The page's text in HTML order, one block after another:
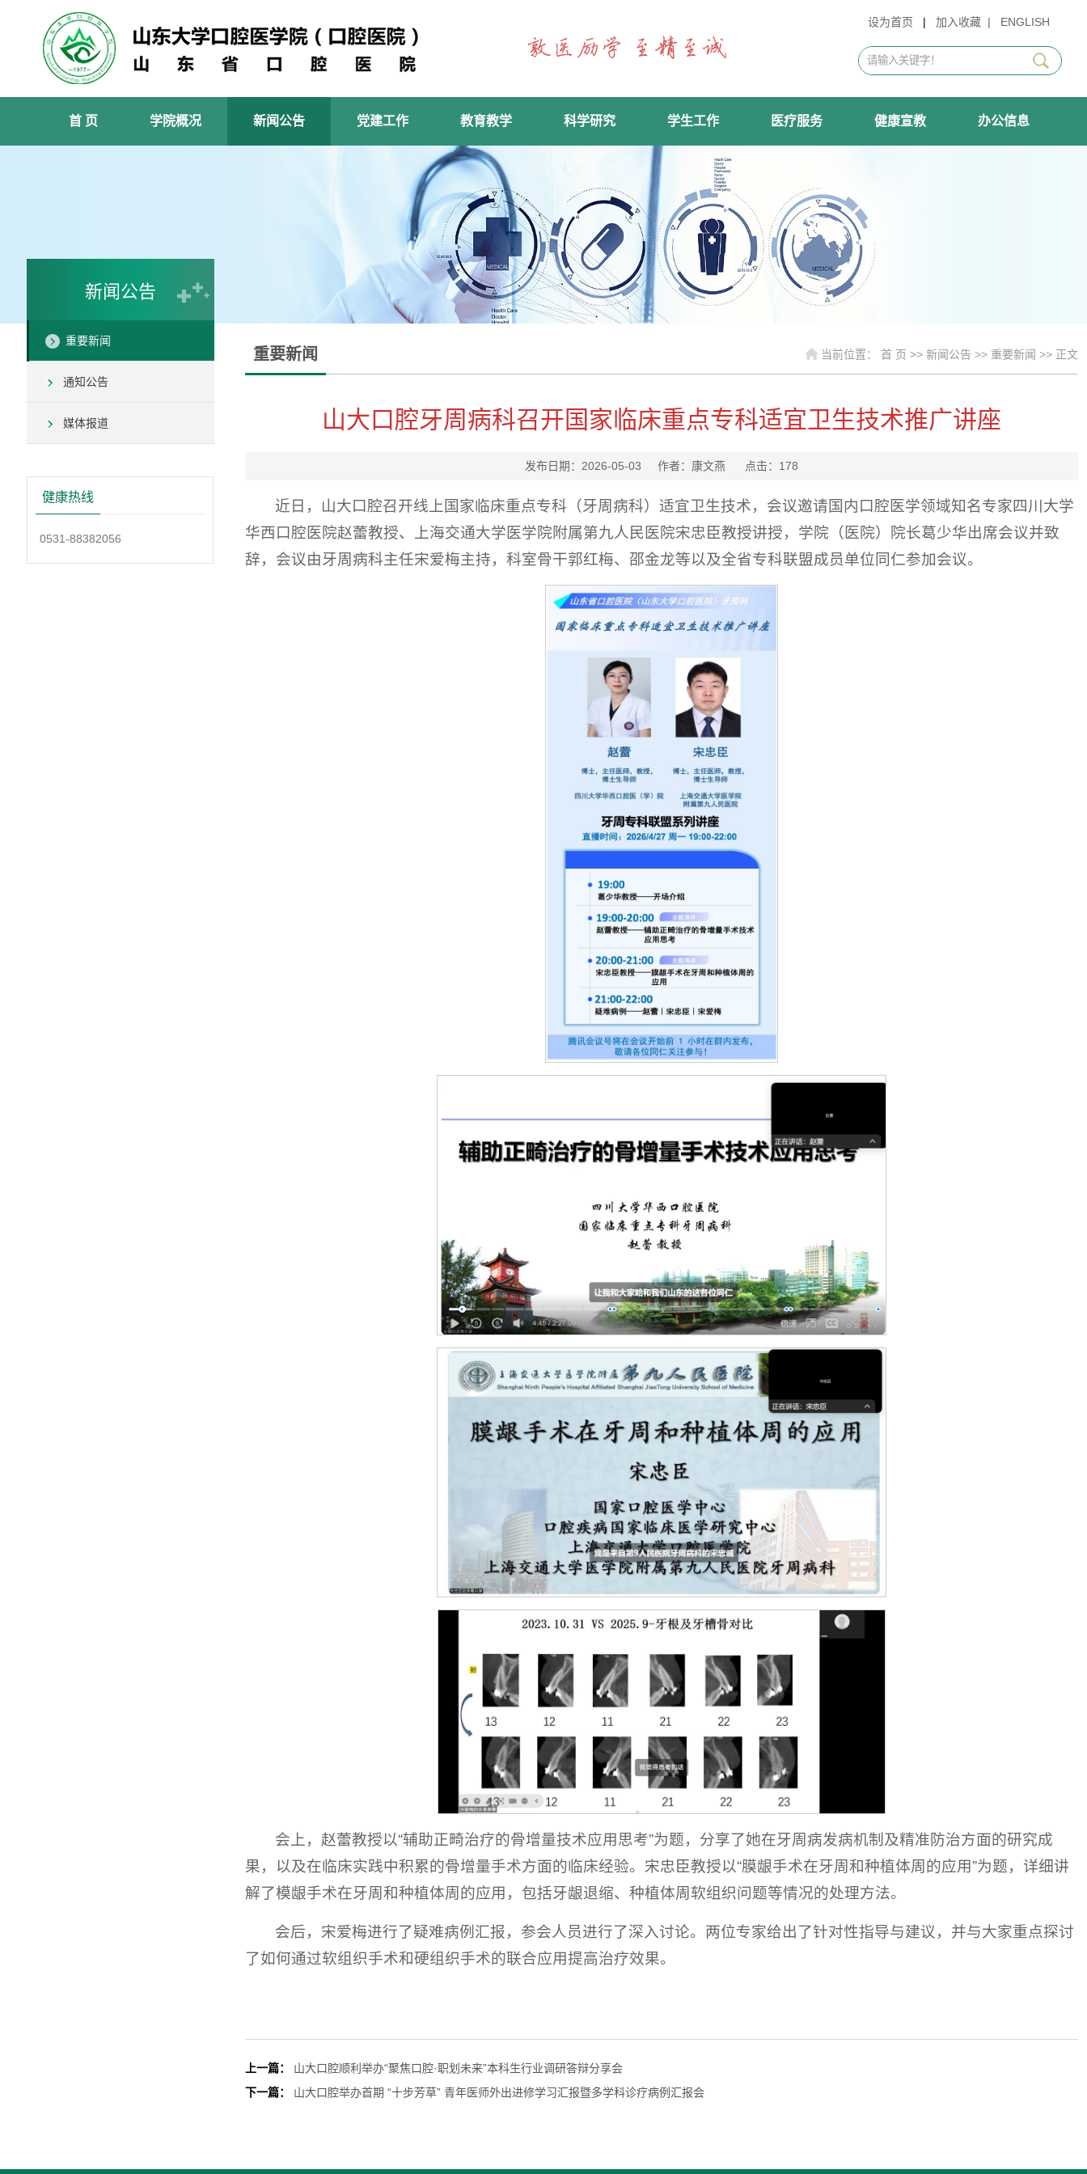
设为首页 | 加入收藏 | ENGLISH
首 页 学院概况 新闻公告 党建工作 教育教学 科学研究 学生工作 医疗服务 健康宣教 办公信息
新闻公告
重要新闻
通知公告
媒体报道
健康热线
0531-88382056
重要新闻 当前位置： 首 页 >> 新闻公告 >> 重要新闻 >> 正文
山大口腔牙周病科召开国家临床重点专科适宜卫生技术推广讲座
发布日期：2026-05-03 作者：康文燕 点击： 178
近日，山大口腔召开线上国家临床重点专科（牙周病科）适宜卫生技术，会议邀请国内口腔医学领域知名专家四川大学
华西口腔医院赵蕾教授、上海交通大学医学院附属第九人民医院宋忠臣教授讲授，学院（医院）院长葛少华出席会议并致
辞，会议由牙周病科主任宋爱梅主持，科室骨干郭红梅、邵金龙等以及全省专科联盟成员单位同仁参加会议。
会上，赵蕾教授以“辅助正畸治疗的骨增量技术应用思考”为题，分享了她在牙周病发病机制及精准防治方面的研究成
果，以及在临床实践中积累的骨增量手术方面的临床经验。宋忠臣教授以“膜龈手术在牙周和种植体周的应用”为题，详细讲
解了模龈手术在牙周和种植体周的应用，包括牙龈退缩、种植体周软组织问题等情况的处理方法。
会后，宋爱梅进行了疑难病例汇报，参会人员进行了深入讨论。两位专家给出了针对性指导与建议，并与大家重点探讨
了如何通过软组织手术和硬组织手术的联合应用提高治疗效果。
上一篇：
山大口腔顺利举办“聚焦口腔·职划未来”本科生行业调研答辩分享会
下一篇：
山大口腔举办首期 “十步芳草” 青年医师外出进修学习汇报暨多学科诊疗病例汇报会